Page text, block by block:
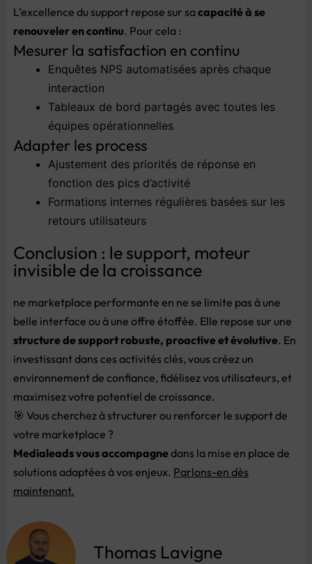
L’excellence du support repose sur sa capacitéà se
renouvelerencontinu. Pour cela :
Mesurer la satisfaction en continu
Enquêtes NPS automatisées après chaque
interaction
Tableaux de bord partagés avec toutes les
équipes opérationnelles
Adapter les process
Ajustement des priorités de réponse en
fonction des pics d’activité
Formations internes régulières basées sur les
retours utilisateurs
Conclusion : le support, moteur
invisible de la croissance
ne marketplace performante en ne se limite pas à une
belle interface ou à une offre étoffée. Elle repose sur une
structure de support robuste, proactive et évolutive. En
investissant dans ces activités clés, vous créez un
environnement de confiance, fidélisez vos utilisateurs, et
maximisez votre potentiel de croissance.
🎯 Vous cherchez à structurer ou renforcer le support de
votre marketplace ?
Medialeads vous accompagnedans la mise en place de
solutions adaptées à vos enjeux. Parlons-en dès
maintenant.
Thomas Lavigne